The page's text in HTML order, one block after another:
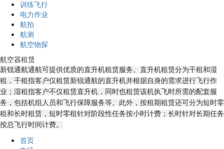
训练飞行
电力作业
航拍
航测
航空物探
航空器租赁
新锐通航通航可提供优质的直升机租赁服务。直升机租赁分为干租和湿
租，干租指客户仅租赁新锐通航的直升机并根据自身的需求进行飞行作
业；湿租指客户不仅租赁直升机，同时也租赁该机执飞时所需的配套服
务，包括机组人员和飞行保障服务等。此外，按租期租赁还可分为短时零
租和长时租赁，短时零租针对阶段性任务按小时计费；长时针对长期任务
按总飞行时间计费。
首页